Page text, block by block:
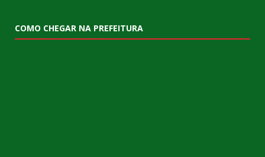
COMO CHEGAR NA PREFEITURA